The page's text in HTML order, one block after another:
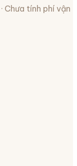
Chưa tính phí vận